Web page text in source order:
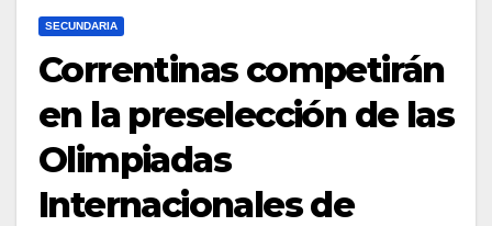
SECUNDARIA
Correntinas competirán
en la preselección de las
Olimpiadas
Internacionales de